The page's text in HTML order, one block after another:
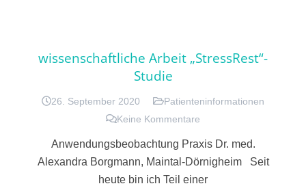
wissenschaftliche Arbeit „StressRest“-
Studie
26. September 2020
Patienteninformationen
Keine Kommentare
Anwendungsbeobachtung Praxis Dr. med.
Alexandra Borgmann, Maintal-Dörnigheim Seit
heute bin ich Teil einer